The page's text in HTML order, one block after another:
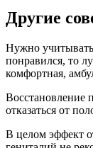
Другие
Нужно
понравился, то
комфортная,
Восстановление
отказаться от
В целом эффект